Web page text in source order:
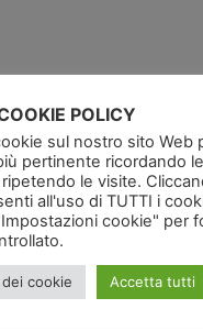
POLICY
sul nostro sito Web
pertinente ricordando
le visite.
all'uso di TUTTI i
cookie" per
cookie Accetta tutti